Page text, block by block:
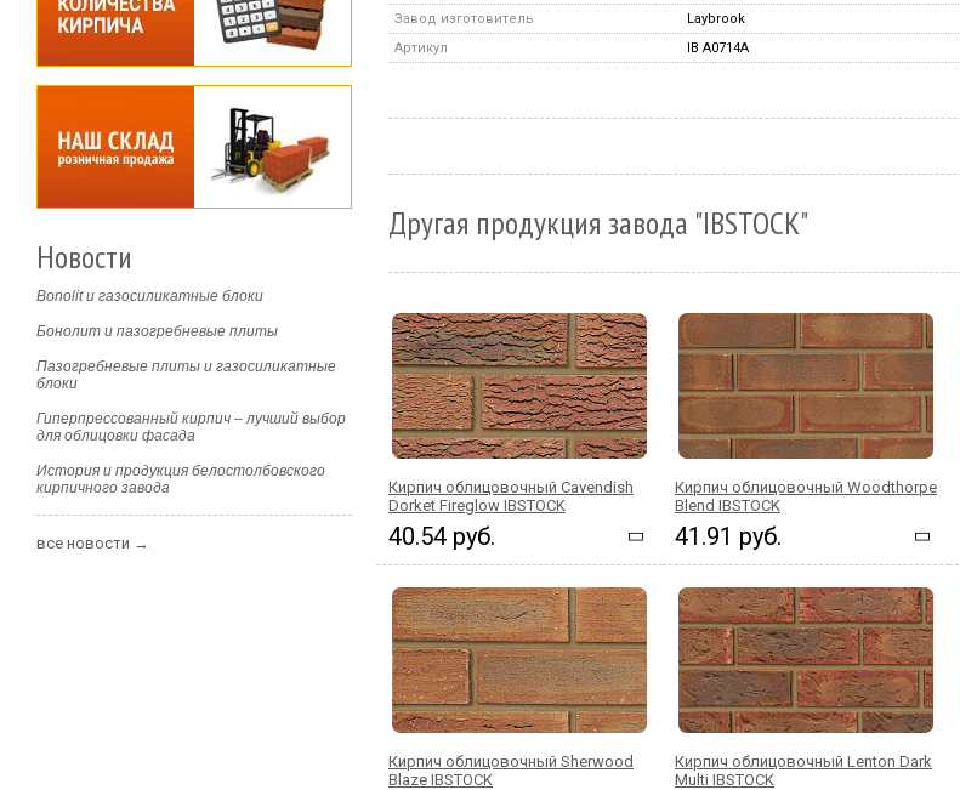
Завод изготовитель
Laybrook
Артикул
IB A0714A
Другая продукция завода "IBSTOCK"
Кирпич облицовочный Cavendish
Dorket Fireglow IBSTOCK
40.54 руб.
Кирпич облицовочный Woodthorpe
Blend IBSTOCK
41.91 руб.
Кирпич облицовочный Sherwood
Blaze IBSTOCK
Кирпич облицовочный Lenton Dark
Multi IBSTOCK
Новости
Bonolit и газосиликатные блоки
Бонолит и пазогребневые плиты
Пазогребневые плиты и газосиликатные
блоки
Гиперпрессованный кирпич – лучший выбор
для облицовки фасада
История и продукция белостолбовского
кирпичного завода
все новости →